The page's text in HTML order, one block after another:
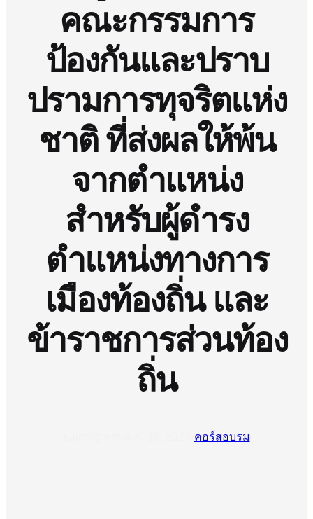
คณะกรรมการ
ป้องกันและปราบ
ปรามการทุจริตแห่ง
ชาติ ที่ส่งผลให้พ้น
จากตำแหน่ง
สำหรับผู้ดำรง
ตำแหน่งทางการ
เมืองท้องถิ่น และ
ข้าราชการส่วนท้อง
ถิ่น
คอร์สอบรม